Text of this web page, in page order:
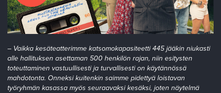
– Vaikka kesäteatterimme katsomokapasiteetti 445 jääkin niukasti
alle hallituksen asettaman 500 henkilön rajan, niin esitysten
toteuttaminen vastuullisesti ja turvallisesti on käytännössä
mahdotonta. Onneksi kuitenkin saimme pidettyä loistavan
työryhmän kasassa myös seuraavaksi kesäksi, joten näytelmä